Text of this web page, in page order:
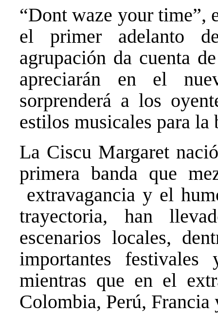
“Dont waze your time”,
el primer adelanto
agrupación da cuenta
apreciarán en el
sorprenderá a los
estilos musicales para la
La Ciscu Margaret
primera banda que
extravagancia y el
trayectoria, han
escenarios locales,
importantes
mientras que en el
Colombia, Perú, Francia